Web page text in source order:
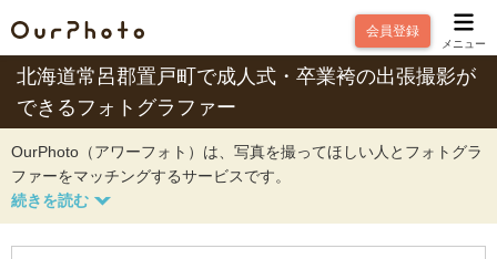
会員登録
メニュー
北海道常呂郡置戸町で成人式・卒業袴の出張撮影が
できるフォトグラファー
OurPhoto（アワーフォト）は、写真を撮ってほしい人とフォトグラ
ファーをマッチングするサービスです。